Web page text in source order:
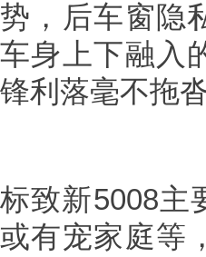
势，后车窗隐
车身上下融入
锋利落毫不拖沓
标致新5008主
或有宠家庭等